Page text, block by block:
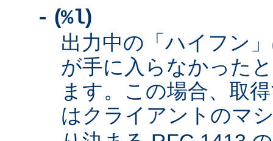
- (%l)
出力中の「ハイフン
が手に入らなかった
ます。この場合、取
はクライアントのマ